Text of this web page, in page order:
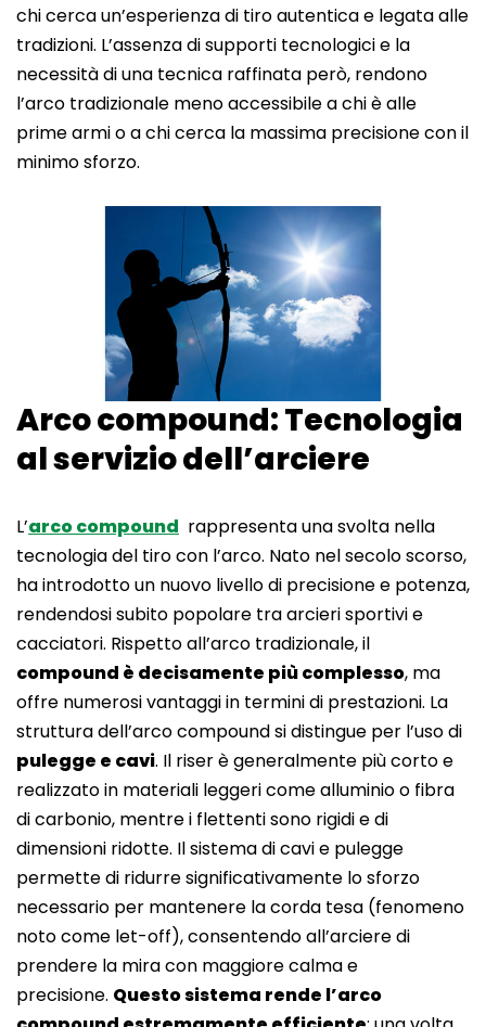
chi cerca un’esperienza di tiro autentica e legata alle
tradizioni. L’assenza di supporti tecnologici e la
necessità di una tecnica raffinata però, rendono
l’arco tradizionale meno accessibile a chi è alle
prime armi o a chi cerca la massima precisione con il
minimo sforzo.
Arco compound: Tecnologia
al servizio dell’arciere
L’arco compound rappresenta una svolta nella
tecnologia del tiro con l’arco. Nato nel secolo scorso,
ha introdotto un nuovo livello di precisione e potenza,
rendendosi subito popolare tra arcieri sportivi e
cacciatori. Rispetto all’arco tradizionale, il
compound è decisamente più complesso, ma
offre numerosi vantaggi in termini di prestazioni. La
struttura dell’arco compound si distingue per l’uso di
pulegge e cavi. Il riser è generalmente più corto e
realizzato in materiali leggeri come alluminio o fibra
di carbonio, mentre i flettenti sono rigidi e di
dimensioni ridotte. Il sistema di cavi e pulegge
permette di ridurre significativamente lo sforzo
necessario per mantenere la corda tesa (fenomeno
noto come let-off), consentendo all’arciere di
prendere la mira con maggiore calma e
precisione. Questo sistema rende l’arco